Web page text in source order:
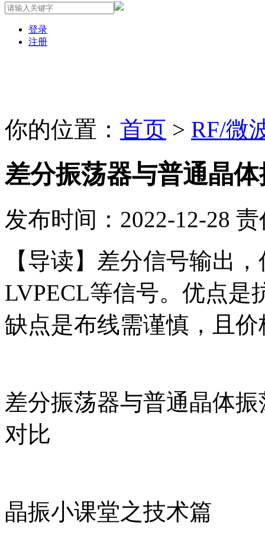
登录
注册
你的位置： 首页 > RF/微
差分振荡器与普通晶
发布时间：2022-12-28 责
【导读】 差分信号输出
LVPECL等信号。优点是
缺点是布线需谨慎，且
差分振荡器与普通晶体
对比
晶振小课堂之技术篇